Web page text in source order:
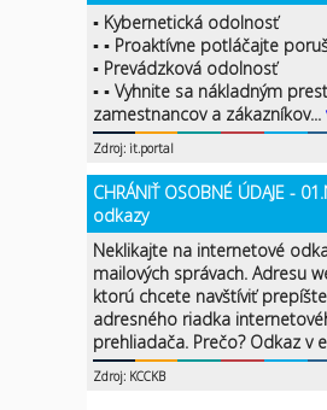
▪ Kybernetická odolnosť
▪ ▪ Proaktívne potláčajte
▪ Prevádzková odolnosť
▪ ▪ Vyhnite sa nákladným
zamestnancov a zákazníkov...
Zdroj: it.portal
CHRÁNIŤ OSOBNÉ ÚDAJE -
odkazy
Neklikajte na internetové
mailových správach. Adresu
ktorú chcete navštíviť
adresného riadka
prehliadača. Prečo? Odkaz v
Zdroj: KCCKB